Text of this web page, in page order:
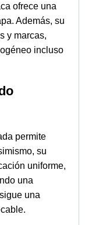
ofrece una
Además, su
y marcas,
incluso
permite
su
uniforme,
una
una